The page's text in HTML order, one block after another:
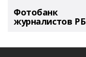
Фотобанк
журналистов РБ